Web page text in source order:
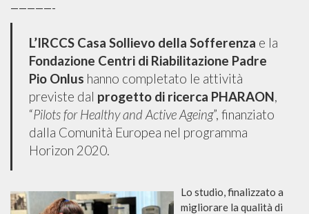
—————-
L’IRCCS Casa Sollievo della Sofferenza e la
Fondazione Centri di Riabilitazione Padre
Pio Onlus hanno completato le attività
previste dal progetto di ricerca PHARAON,
“Pilots for Healthy and Active Ageing”, finanziato
dalla Comunità Europea nel programma
Horizon 2020.
Lo studio, finalizzato a
migliorare la qualità di